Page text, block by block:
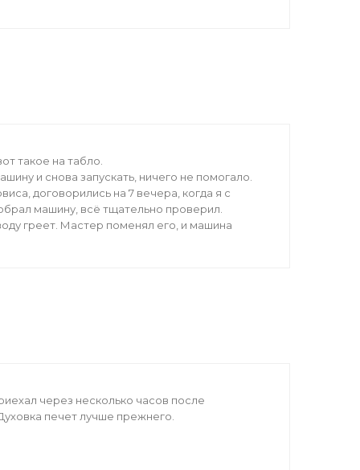
такое на табло.
и снова запускать, ничего не помогало.
договорились на 7 вечера, когда я с
машину, всё тщательно проверил.
греет. Мастер поменял его, и машина
через несколько часов после
печет лучше прежнего.